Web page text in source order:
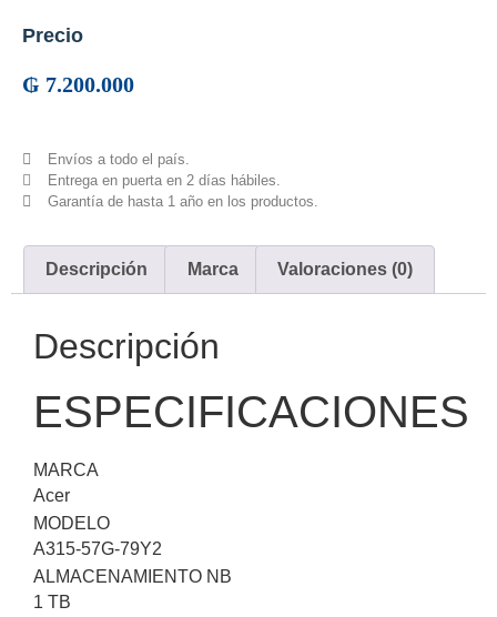
Precio
₲ 7.200.000
Envíos a todo el país.
Entrega en puerta en 2 días hábiles.
Garantía de hasta 1 año en los productos.
Descripción Marca Valoraciones (0)
Descripción
ESPECIFICACIONES
MARCA
Acer
MODELO
A315-57G-79Y2
ALMACENAMIENTO NB
1 TB